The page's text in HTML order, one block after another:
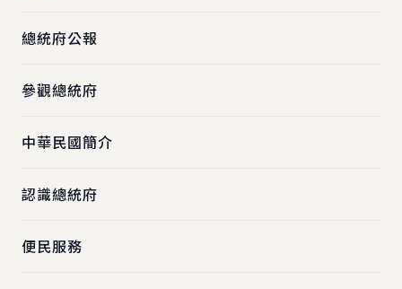
總統府公報
參觀總統府
中華民國簡介
認識總統府
便民服務